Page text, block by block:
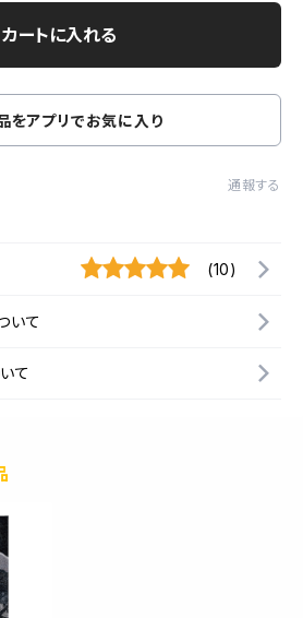
カートに入れる
をアプリでお気に入り
通報する
(10)
いて
て